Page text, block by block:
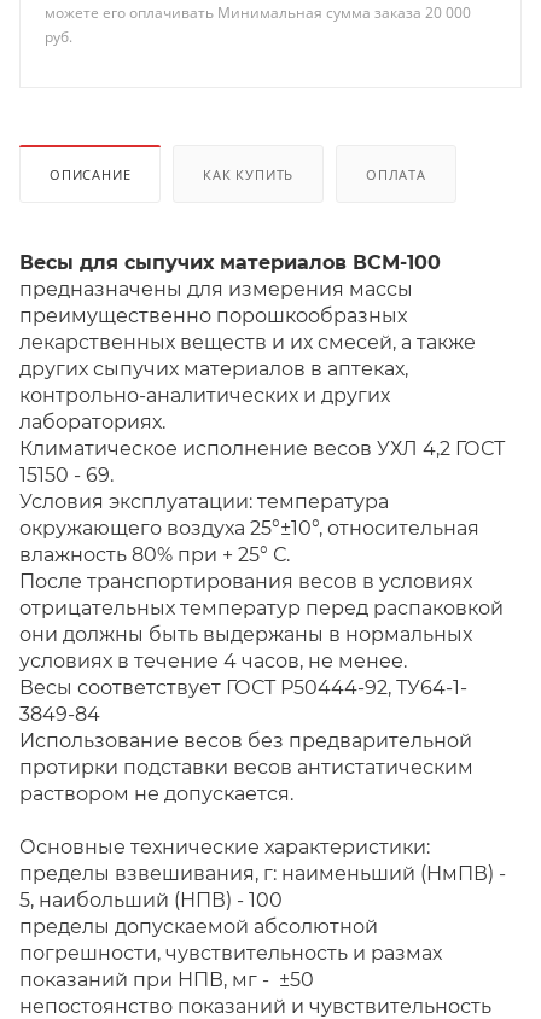
можете его оплачивать Минимальная сумма заказа 20 000
руб.
ОПИСАНИЕ КАК КУПИТЬ ОПЛАТА
Весы для сыпучих материалов ВСМ-100
предназначены для измерения массы
преимущественно порошкообразных
лекарственных веществ и их смесей, а также
других сыпучих материалов в аптеках,
контрольно-аналитических и других
лабораториях.
Климатическое исполнение весов УХЛ 4,2 ГОСТ
15150 - 69.
Условия эксплуатации: температура
окружающего воздуха 25°±10°, относительная
влажность 80% при + 25° С.
После транспортирования весов в условиях
отрицательных температур перед распаковкой
они должны быть выдержаны в нормальных
условиях в течение 4 часов, не менее.
Весы соответствует ГОСТ Р50444-92, ТУ64-1-
3849-84
Использование весов без предварительной
протирки подставки весов антистатическим
раствором не допускается.
Основные технические характеристики:
пределы взвешивания, г: наименьший (НмПВ) -
5, наибольший (НПВ) - 100
пределы допускаемой абсолютной
погрешности, чувствительность и размах
показаний при НПВ, мг - ±50
непостоянство показаний и чувствительность